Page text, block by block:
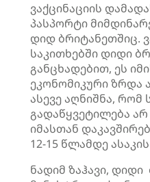
ვაქცინაციის
პასპორტი
დიდ ბრიტანეთშიც.
საკითხებში დიდი
განცხადებით, ეს
ეკონომიკური ზრდა
ასევე აღნიშნა,
გადაწყვეტილება
იმასთან
12-15 წლამდე
ნადიმ ზაჰავი, დიდი